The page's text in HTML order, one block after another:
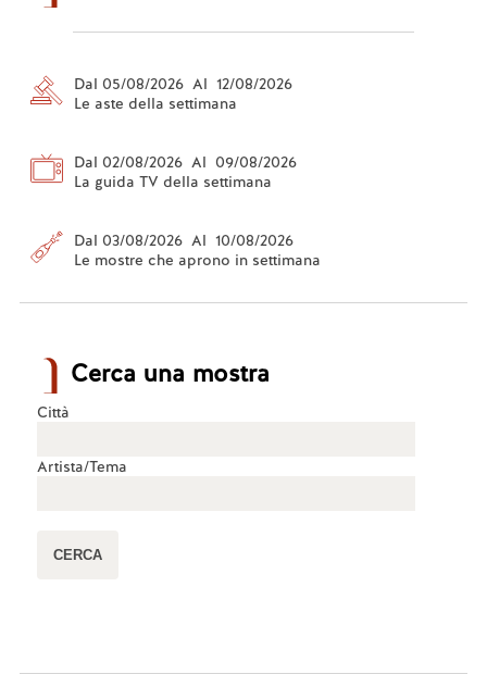
Dal 05/08/2026 Al 12/08/2026
Le aste della settimana
Dal 02/08/2026 Al 09/08/2026
La guida TV della settimana
Dal 03/08/2026 Al 10/08/2026
Le mostre che aprono in settimana
Cerca una mostra
Città
Artista/Tema